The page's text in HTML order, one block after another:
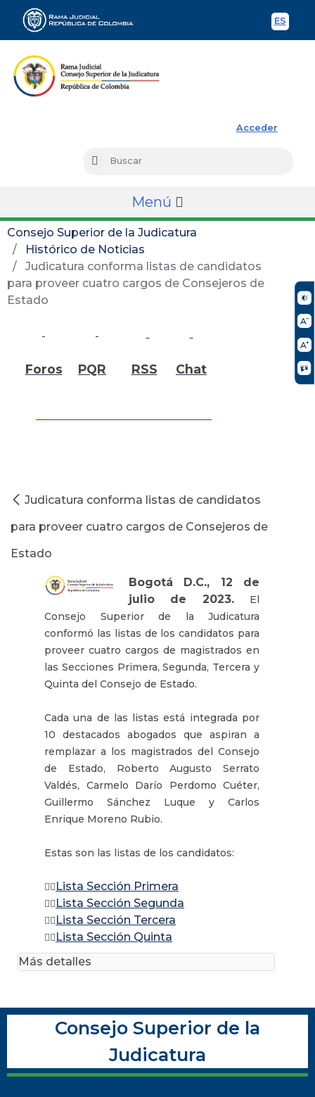
ES
Acceder
Buscar
Menú
Consejo Superior de la Judicatura
Histórico de Noticias
Judicatura conforma listas de candidatos
para proveer cuatro cargos de Consejeros de
Estado
Foros PQR RSS Chat
Judicatura conforma listas de candidatos
para proveer cuatro cargos de Consejeros de
Estado
Bogotá D.C., 12 de
julio de 2023. El
Consejo Superior de la Judicatura
conformó las listas de los candidatos para
proveer cuatro cargos de magistrados en
las Secciones Primera, Segunda, Tercera y
Quinta del Consejo de Estado.
Cada una de las listas está integrada por
10 destacados abogados que aspiran a
remplazar a los magistrados del Consejo
de Estado, Roberto Augusto Serrato
Valdés, Carmelo Darío Perdomo Cuéter,
Guillermo Sánchez Luque y Carlos
Enrique Moreno Rubio.
Estas son las listas de los candidatos:
👉🏽Lista Sección Primera
👉🏽Lista Sección Segunda
👉🏽Lista Sección Tercera
👉🏽Lista Sección Quinta
Más detalles
Consejo Superior de la
Judicatura